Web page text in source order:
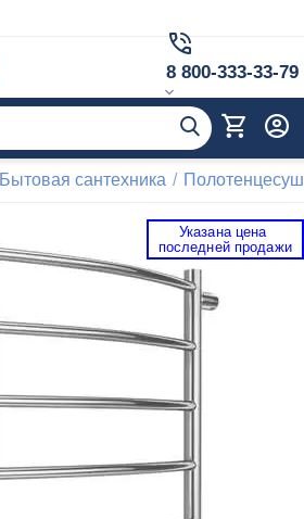
8 800-333-33-79
Бытовая сантехника /
Указана цена
последней продажи